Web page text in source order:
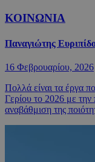
ΚΟΙΝΩΝΙΑ
Παναγιώτης
16 Φεβρουαρίου, 2026
Πολλά είναι τα έργα
Γερίου το 2026 με την
αναβάθμιση της